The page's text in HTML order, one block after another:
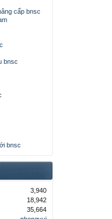
cấp bnsc
bnsc
bnsc
3,940
18,942
35,664